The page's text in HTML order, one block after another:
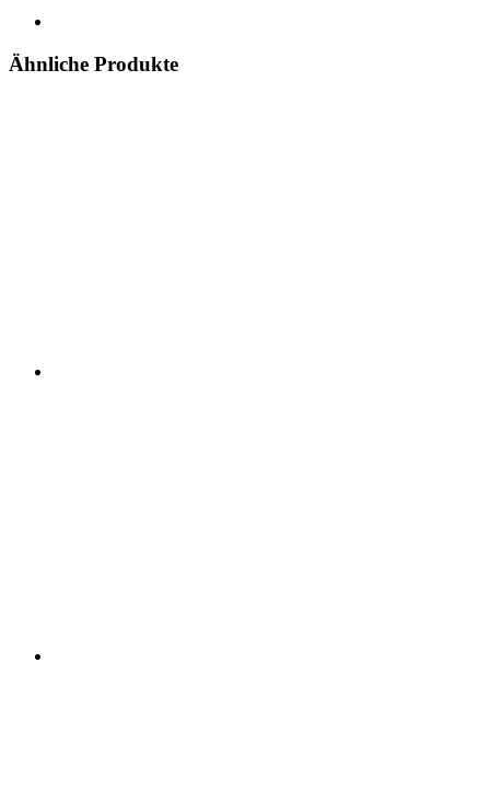
Ähnliche Produkte